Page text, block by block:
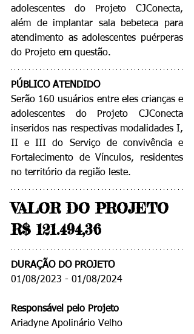
adolescentes do Projeto CJConecta,
além de implantar sala bebeteca para
atendimento as adolescentes puérperas
do Projeto em questão.
PÚBLICO ATENDIDO
Serão 160 usuários entre eles crianças e
adolescentes do Projeto CJConecta
inseridos nas respectivas modalidades I,
II e III do Serviço de convivência e
Fortalecimento de Vínculos, residentes
no território da região leste.
VALOR DO PROJETO
R$ 121.494,36
DURAÇÃO DO PROJETO
01/08/2023 - 01/08/2024
Responsável pelo Projeto
Ariadyne Apolinário Velho